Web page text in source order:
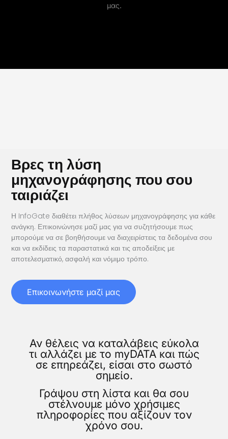
μας.
Βρες τη λύση
μηχανογράφησης που σου
ταιριάζει
Η InfoGate διαθέτει πλήθος λύσεων μηχανογράφησης για κάθε
ανάγκη. Επικοινώνησε μαζί μας για να συζητήσουμε πως
μπορούμε να σε βοηθήσουμε να διαχειρίστεις τα δεδομένα σου
και να εκδίδεις τα παραστατικά και τις αποδείξεις με
αποτελεσματικό, ασφαλή και νόμιμο τρόπο.
Επικοινωνήστε μαζί μας
Αν θέλεις να καταλάβεις εύκολα
τι αλλάζει με το myDATA και πώς
σε επηρεάζει, είσαι στο σωστό
σημείο.
Γράψου στη λίστα και θα σου
στέλνουμε μόνο χρήσιμες
πληροφορίες που αξίζουν τον
χρόνο σου.